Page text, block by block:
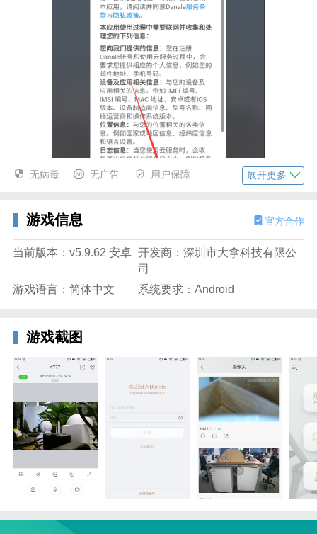
成功登入软件系统。
无病毒 无广告 用户保障 展开更多
游戏信息 官方合作
当前版本：v5.9.62 安卓 开发商：深圳市大拿科技有限公
司
游戏语言：简体中文
系统要求：Android
游戏截图